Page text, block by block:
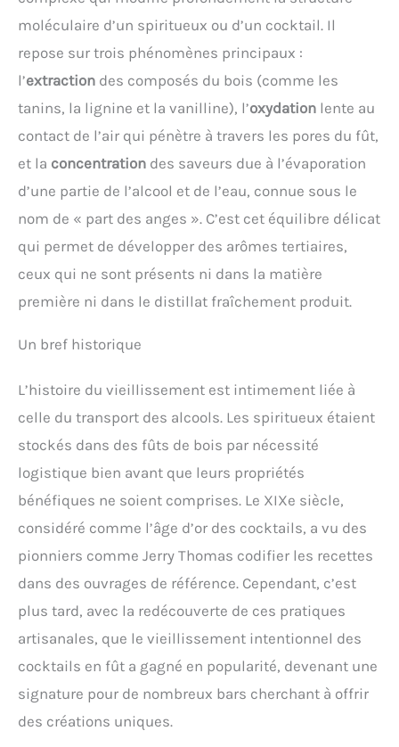
moléculaire d’un spiritueux ou d’un cocktail. Il
repose sur trois phénomènes principaux :
l’extraction des composés du bois (comme les
tanins, la lignine et la vanilline), l’oxydation lente au
contact de l’air qui pénètre à travers les pores du fût,
et la concentration des saveurs due à l’évaporation
d’une partie de l’alcool et de l’eau, connue sous le
nom de « part des anges ». C’est cet équilibre délicat
qui permet de développer des arômes tertiaires,
ceux qui ne sont présents ni dans la matière
première ni dans le distillat fraîchement produit.
Un bref historique
L’histoire du vieillissement est intimement liée à
celle du transport des alcools. Les spiritueux étaient
stockés dans des fûts de bois par nécessité
logistique bien avant que leurs propriétés
bénéfiques ne soient comprises. Le XIXe siècle,
considéré comme l’âge d’or des cocktails, a vu des
pionniers comme Jerry Thomas codifier les recettes
dans des ouvrages de référence. Cependant, c’est
plus tard, avec la redécouverte de ces pratiques
artisanales, que le vieillissement intentionnel des
cocktails en fût a gagné en popularité, devenant une
signature pour de nombreux bars cherchant à offrir
des créations uniques.